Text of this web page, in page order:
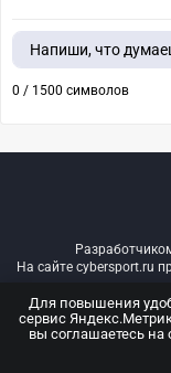
Напиши, что
0 / 1500 символов
На сайте cybersport.ru
© ООО
Для повышения
сервис
вы соглашаетесь на